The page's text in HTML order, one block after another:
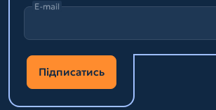
E-mail
Підписатись